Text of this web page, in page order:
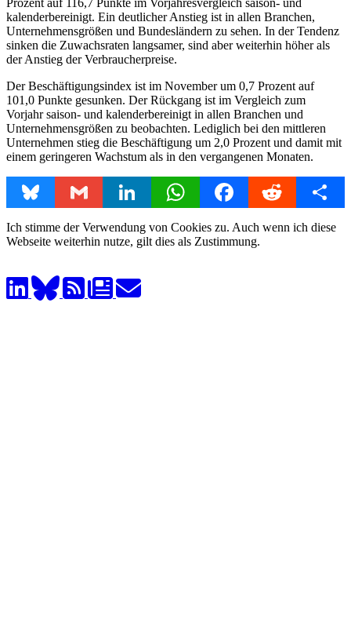
kalenderbereinigt. Ein deutlicher Anstieg ist in allen Branchen,
Unternehmensgrößen und Bundesländern zu sehen. In der Tendenz
sinken die Zuwachsraten langsamer, sind aber weiterhin höher als
der Anstieg der Verbraucherpreise.
Der Beschäftigungsindex ist im November um 0,7 Prozent auf
101,0 Punkte gesunken. Der Rückgang ist im Vergleich zum
Vorjahr saison- und kalenderbereinigt in allen Branchen und
Unternehmensgrößen zu beobachten. Lediglich bei den mittleren
Unternehmen stieg die Beschäftigung um 2,0 Prozent und damit mit
einem geringeren Wachstum als in den vergangenen Monaten.
Bluesky Gmail LinkedIn WhatsAppFacebookReddit Share
Ich stimme der Verwendung von Cookies zu. Auch wenn ich diese
Webseite weiterhin nutze, gilt dies als Zustimmung.